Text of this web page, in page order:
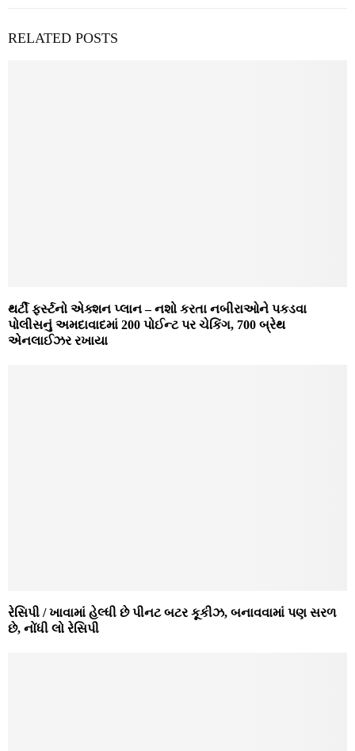
RELATED POSTS
થર્ટી ફર્સ્ટનો એક્શન પ્લાન – નશો કરતા નબીરાઓને પકડવા
પોલીસનું અમદાવાદમાં 200 પોઈન્ટ પર ચેકિંગ, 700 બ્રેથ
એનલાઈઝર રખાયા
રેસિપી / ખાવામાં હેલ્ધી છે પીનટ બટર કૂકીઝ, બનાવવામાં પણ સરળ
છે, નોંધી લો રેસિપી